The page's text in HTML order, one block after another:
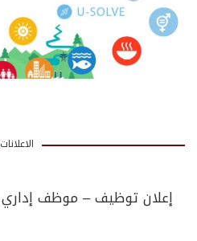
الاعلانات
إعلان توظيف – موظف إداري